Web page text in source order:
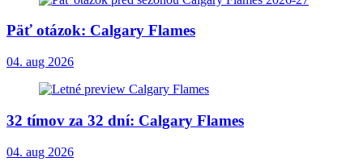
Päť otázok: Calgary Flames
04. aug 2026
32 tímov za 32 dní: Calgary Flames
04. aug 2026